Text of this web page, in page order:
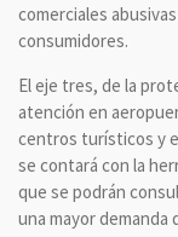
comerciales
consumidores.
El eje tres, de la
atención en
centros turísticos y
se contará con la
que se podrán
una mayor demanda